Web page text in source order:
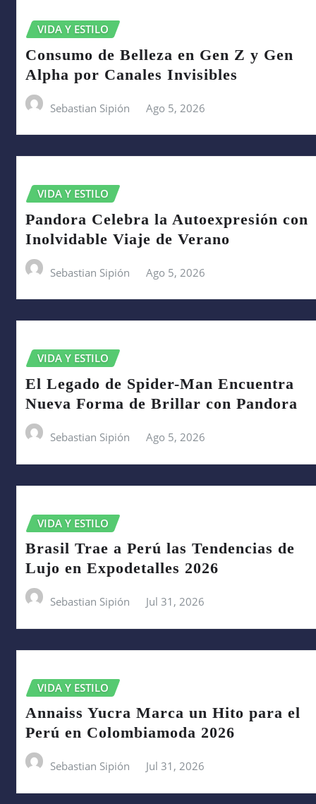
VIDA Y ESTILO
Consumo de Belleza en Gen Z y Gen
Alpha por Canales Invisibles
Sebastian Sipión Ago 5, 2026
VIDA Y ESTILO
Pandora Celebra la Autoexpresión con
Inolvidable Viaje de Verano
Sebastian Sipión Ago 5, 2026
VIDA Y ESTILO
El Legado de Spider-Man Encuentra
Nueva Forma de Brillar con Pandora
Sebastian Sipión Ago 5, 2026
VIDA Y ESTILO
Brasil Trae a Perú las Tendencias de
Lujo en Expodetalles 2026
Sebastian Sipión Jul 31, 2026
VIDA Y ESTILO
Annaiss Yucra Marca un Hito para el
Perú en Colombiamoda 2026
Sebastian Sipión Jul 31, 2026